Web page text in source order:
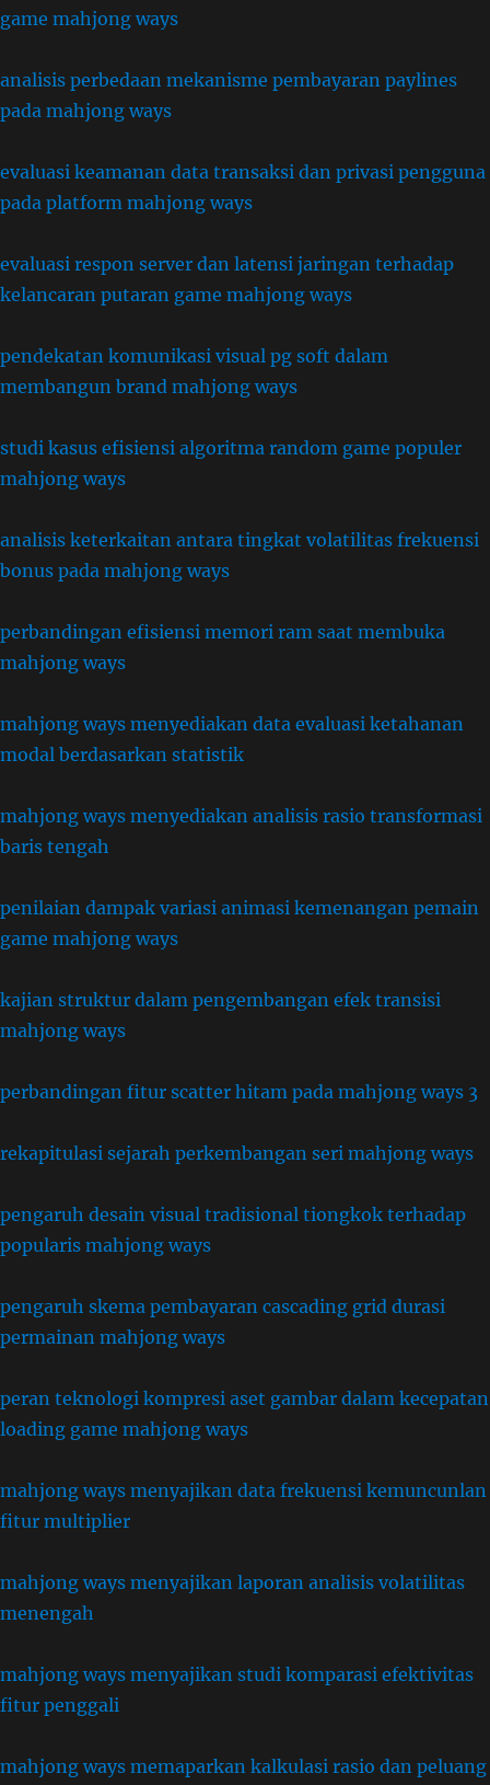
game mahjong ways
analisis perbedaan mekanisme pembayaran paylines
pada mahjong ways
evaluasi keamanan data transaksi dan privasi pengguna
pada platform mahjong ways
evaluasi respon server dan latensi jaringan terhadap
kelancaran putaran game mahjong ways
pendekatan komunikasi visual pg soft dalam
membangun brand mahjong ways
studi kasus efisiensi algoritma random game populer
mahjong ways
analisis keterkaitan antara tingkat volatilitas frekuensi
bonus pada mahjong ways
perbandingan efisiensi memori ram saat membuka
mahjong ways
mahjong ways menyediakan data evaluasi ketahanan
modal berdasarkan statistik
mahjong ways menyediakan analisis rasio transformasi
baris tengah
penilaian dampak variasi animasi kemenangan pemain
game mahjong ways
kajian struktur dalam pengembangan efek transisi
mahjong ways
perbandingan fitur scatter hitam pada mahjong ways 3
rekapitulasi sejarah perkembangan seri mahjong ways
pengaruh desain visual tradisional tiongkok terhadap
popularis mahjong ways
pengaruh skema pembayaran cascading grid durasi
permainan mahjong ways
peran teknologi kompresi aset gambar dalam kecepatan
loading game mahjong ways
mahjong ways menyajikan data frekuensi kemuncunlan
fitur multiplier
mahjong ways menyajikan laporan analisis volatilitas
menengah
mahjong ways menyajikan studi komparasi efektivitas
fitur penggali
mahjong ways memaparkan kalkulasi rasio dan peluang